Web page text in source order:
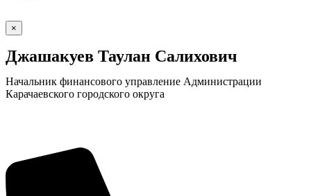
×
Джашакуев Таулан Салихович
Начальник финансового управление Администрации
Карачаевского городского округа